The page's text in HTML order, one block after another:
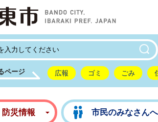
ページ 広報 ゴミ ごみ
防災情報 市民のみなさんへ